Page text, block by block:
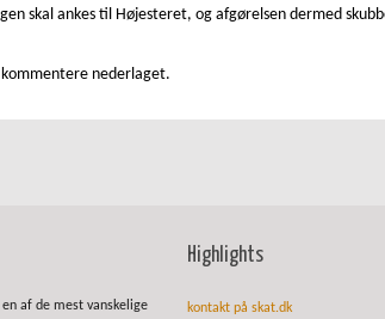
skal ankes til Højesteret, og afgørelsen dermed
nederlaget.
af de mest vanskelige
Highlights
kontakt på skat.dk